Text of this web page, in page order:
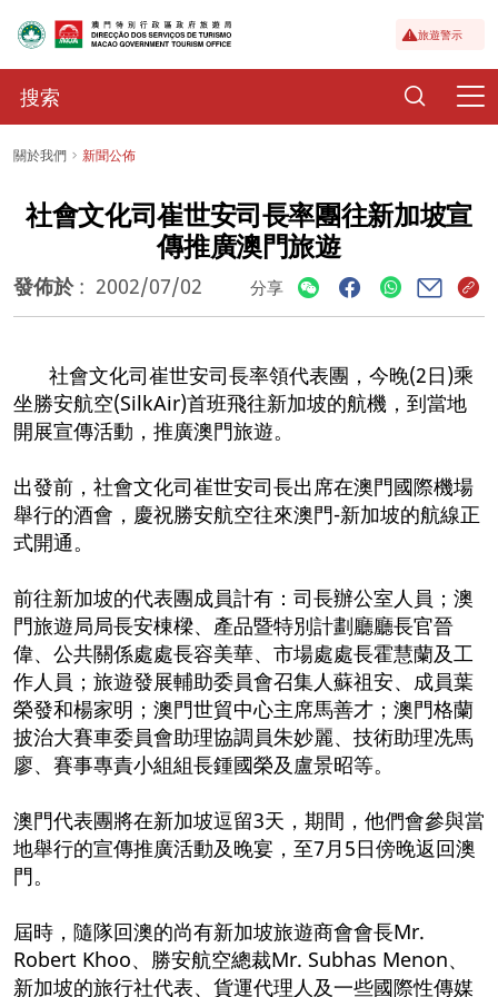
旅遊警示
關於我們 新聞公佈
社會文化司崔世安司長率團往新加坡宣
傳推廣澳門旅遊
發佈於 : 2002/07/02 分享
社會文化司崔世安司長率領代表團，今晚(2日)乘
坐勝安航空(SilkAir)首班飛往新加坡的航機，到當地
開展宣傳活動，推廣澳門旅遊。
出發前，社會文化司崔世安司長出席在澳門國際機場
舉行的酒會，慶祝勝安航空往來澳門-新加坡的航線正
式開通。
前往新加坡的代表團成員計有：司長辦公室人員；澳
門旅遊局局長安棟樑、產品暨特別計劃廳廳長官晉
偉、公共關係處處長容美華、市場處處長霍慧蘭及工
作人員；旅遊發展輔助委員會召集人蘇祖安、成員葉
榮發和楊家明；澳門世貿中心主席馬善才；澳門格蘭
披治大賽車委員會助理協調員朱妙麗、技術助理冼馬
廖、賽事專責小組組長鍾國榮及盧景昭等。
澳門代表團將在新加坡逗留3天，期間，他們會參與當
地舉行的宣傳推廣活動及晚宴，至7月5日傍晚返回澳
門。
屆時，隨隊回澳的尚有新加坡旅遊商會會長Mr.
Robert Khoo、勝安航空總裁Mr. Subhas Menon、
新加坡的旅行社代表、貨運代理人及一些國際性傳媒